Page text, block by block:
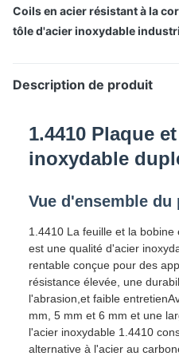
Coils en acier résistant à la
tôle d'acier inoxydable
Description de produit
1.4410 Plaque
inoxydable
Vue d'ensemble du
1.4410 La feuille et la
est une qualité d'acier
rentable conçue pour des
résistance élevée, une
l'abrasion,et faible
mm, 5 mm et 6 mm et une
l'acier inoxydable 1.4410
alternative à l'acier au